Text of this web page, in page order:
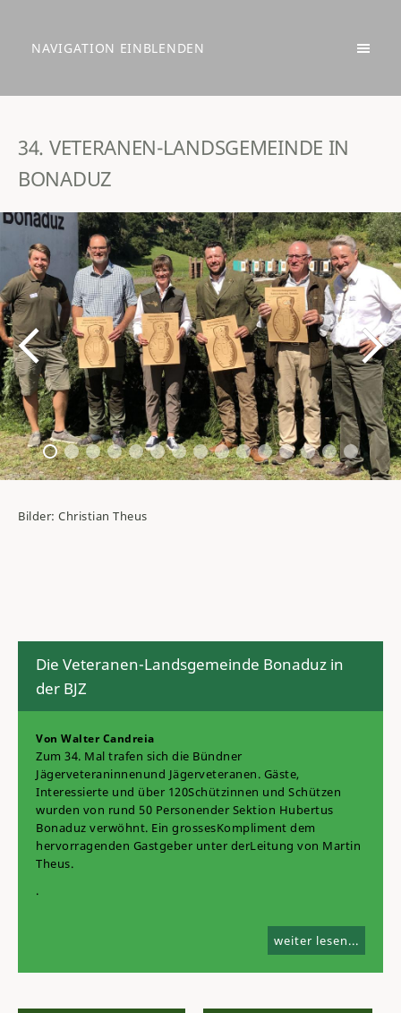
NAVIGATION EINBLENDEN
34. VETERANEN-LANDSGEMEINDE IN
BONADUZ
Bilder: Christian Theus
Die Veteranen-Landsgemeinde Bonaduz in
der BJZ
Von Walter Candreia
Zum 34. Mal trafen sich die Bündner
Jägerveteraninnenund Jägerveteranen. Gäste,
Interessierte und über 120Schützinnen und Schützen
wurden von rund 50 Personender Sektion Hubertus
Bonaduz verwöhnt. Ein grossesKompliment dem
hervorragenden Gastgeber unter derLeitung von Martin
Theus.
.
weiter lesen...